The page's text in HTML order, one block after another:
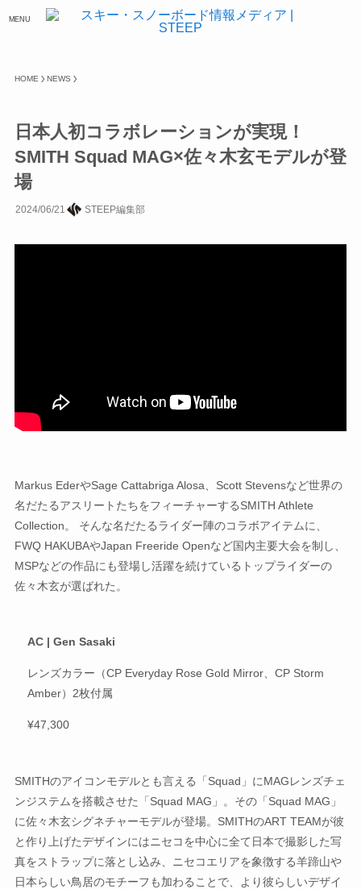
MENU
HOME NEWS
日本人初コラボレーションが実現！
SMITH Squad MAG×佐々木玄モデルが登
場
2024/06/21 STEEP編集部
Markus EderやSage Cattabriga Alosa、Scott Stevensなど世界の
名だたるアスリートたちをフィーチャーするSMITH Athlete
Collection。 そんな名だたるライダー陣のコラボアイテムに、
FWQ HAKUBAやJapan Freeride Openなど国内主要大会を制し、
MSPなどの作品にも登場し活躍を続けているトップライダーの
佐々木玄が選ばれた。
AC | Gen Sasaki
レンズカラー（CP Everyday Rose Gold Mirror、CP Storm
Amber）2枚付属
¥47,300
SMITHのアイコンモデルとも言える「Squad」にMAGレンズチェ
ンジステムを搭載させた「Squad MAG」。その「Squad MAG」
に佐々木玄シグネチャーモデルが登場。SMITHのART TEAMが彼
と作り上げたデザインにはニセコを中心に全て日本で撮影した写
真をストラップに落とし込み、ニセコエリアを象徴する羊蹄山や
日本らしい鳥居のモチーフも加わることで、より彼らしいデザイ